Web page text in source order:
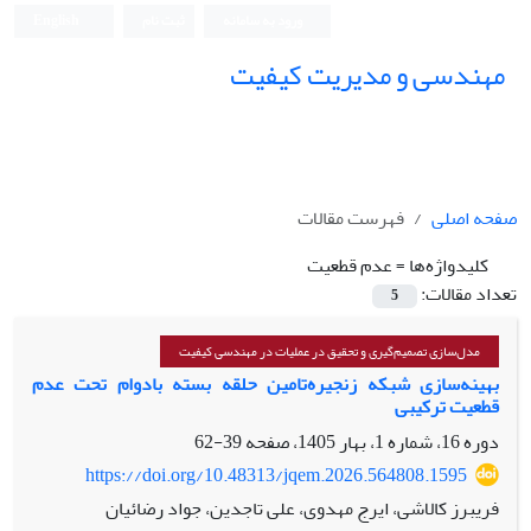
مهندسی و مدیریت کیفیت
صفحه اصلی
فهرست مقالات
کلیدواژه‌ها =عدم قطعیت
تعداد مقالات:
5
مدل‌سازی تصمیم‌گیری و تحقیق در عملیات در مهندسی کیفیت
بهینه‌سازی شبکه زنجیره‌تامین حلقه بسته بادوام تحت عدم
قطعیت ترکیبی
دوره 16، شماره 1، بهار 1405، صفحه
39-62
https://doi.org/10.48313/jqem.2026.564808.1595
فریبرز کالاشی، ایرج مهدوی، علی تاجدین، جواد رضائیان